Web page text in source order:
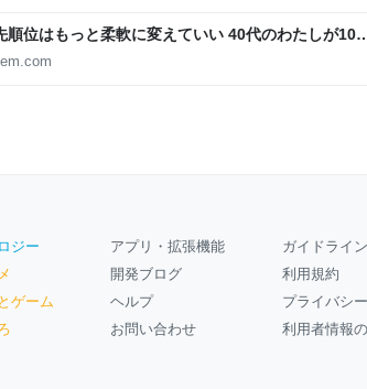
順位はもっと柔軟に変えていい 40代のわたしが10
- りっすん by イーアイデム
ジー
ゲーム
アプリ・拡張機能
開発ブログ
ヘルプ
お問い合わせ
ガイドライン
利用規約
プライバシ
利用者情報